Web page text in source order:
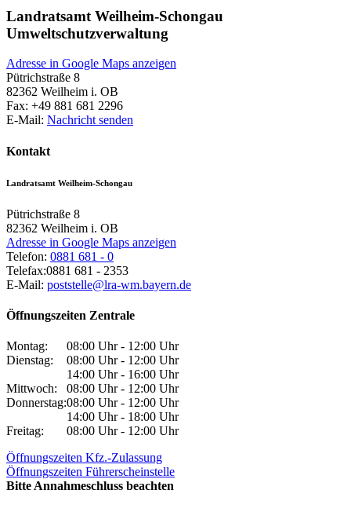
Landratsamt Weilheim-Schongau
Umweltschutzverwaltung
Adresse in Google Maps anzeigen
Pütrichstraße 8
82362 Weilheim i. OB
Fax: +49 881 681 2296
E-Mail: Nachricht senden
Kontakt
Landratsamt Weilheim-Schongau
Pütrichstraße 8
82362 Weilheim i. OB
Adresse in Google Maps anzeigen
Telefon: 0881 681 - 0
Telefax:0881 681 - 2353
E-Mail: poststelle@lra-wm.bayern.de
Öffnungszeiten Zentrale
Montag:
08:00 Uhr - 12:00 Uhr
Dienstag:
08:00 Uhr - 12:00 Uhr
14:00 Uhr - 16:00 Uhr
Mittwoch:
08:00 Uhr - 12:00 Uhr
Donnerstag:08:00 Uhr - 12:00 Uhr
14:00 Uhr - 18:00 Uhr
Freitag:
08:00 Uhr - 12:00 Uhr
Öffnungszeiten Kfz.-Zulassung
Öffnungszeiten Führerscheinstelle
Bitte Annahmeschluss beachten